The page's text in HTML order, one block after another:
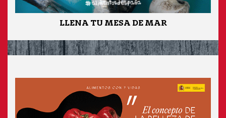
LLENA TU MESA DE MAR